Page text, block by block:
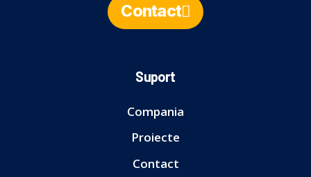
Contact
Suport
Compania
Proiecte
Contact